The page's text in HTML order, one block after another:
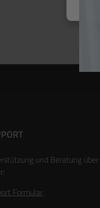
und Beratung über
Formular.